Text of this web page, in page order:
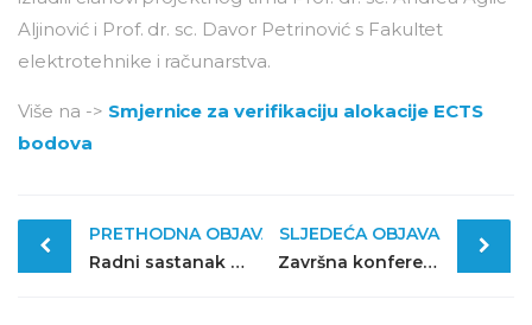
Aljinović i Prof. dr. sc. Davor Petrinović s Fakultet
elektrotehnike i računarstva.
Više na -> Smjernice za verifikaciju alokacije ECTS
bodova
Post
navigation
PRETHODNA OBJAVA
Radni sastanak skupina za izradu standardan kvalifikacija 7/2021
SLJEDEĆA OBJAVA
Završna konferencija projekta